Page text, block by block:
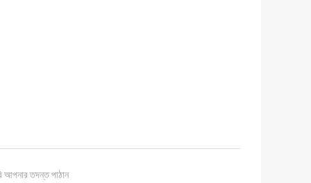
আপনার তদন্ত পাঠান